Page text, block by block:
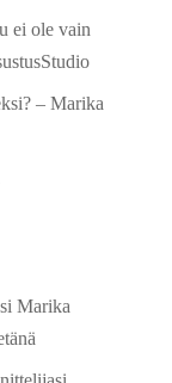
ei ole vain
– Marika
Marika